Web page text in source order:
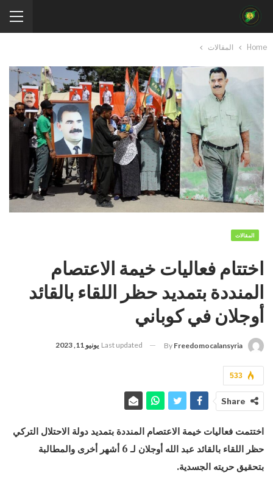
Home المقالات
المقالات
​​​​​​​اختتام فعاليات خيمة الاعتصام
المنددة بتمديد حظر اللقاء بالقائد
أوجلان في كوباني
By Freedomocalansyria
Last updated يونيو 11, 2023
533
Share
اختتمت فعاليات خيمة الاعتصام المنددة بتمديد دولة الاحتلال التركي
حظر اللقاء بالقائد عبد الله أوجلان لـ 6 أشهر أخرى والمطالبة
بتحقيق حريته الجسدية.